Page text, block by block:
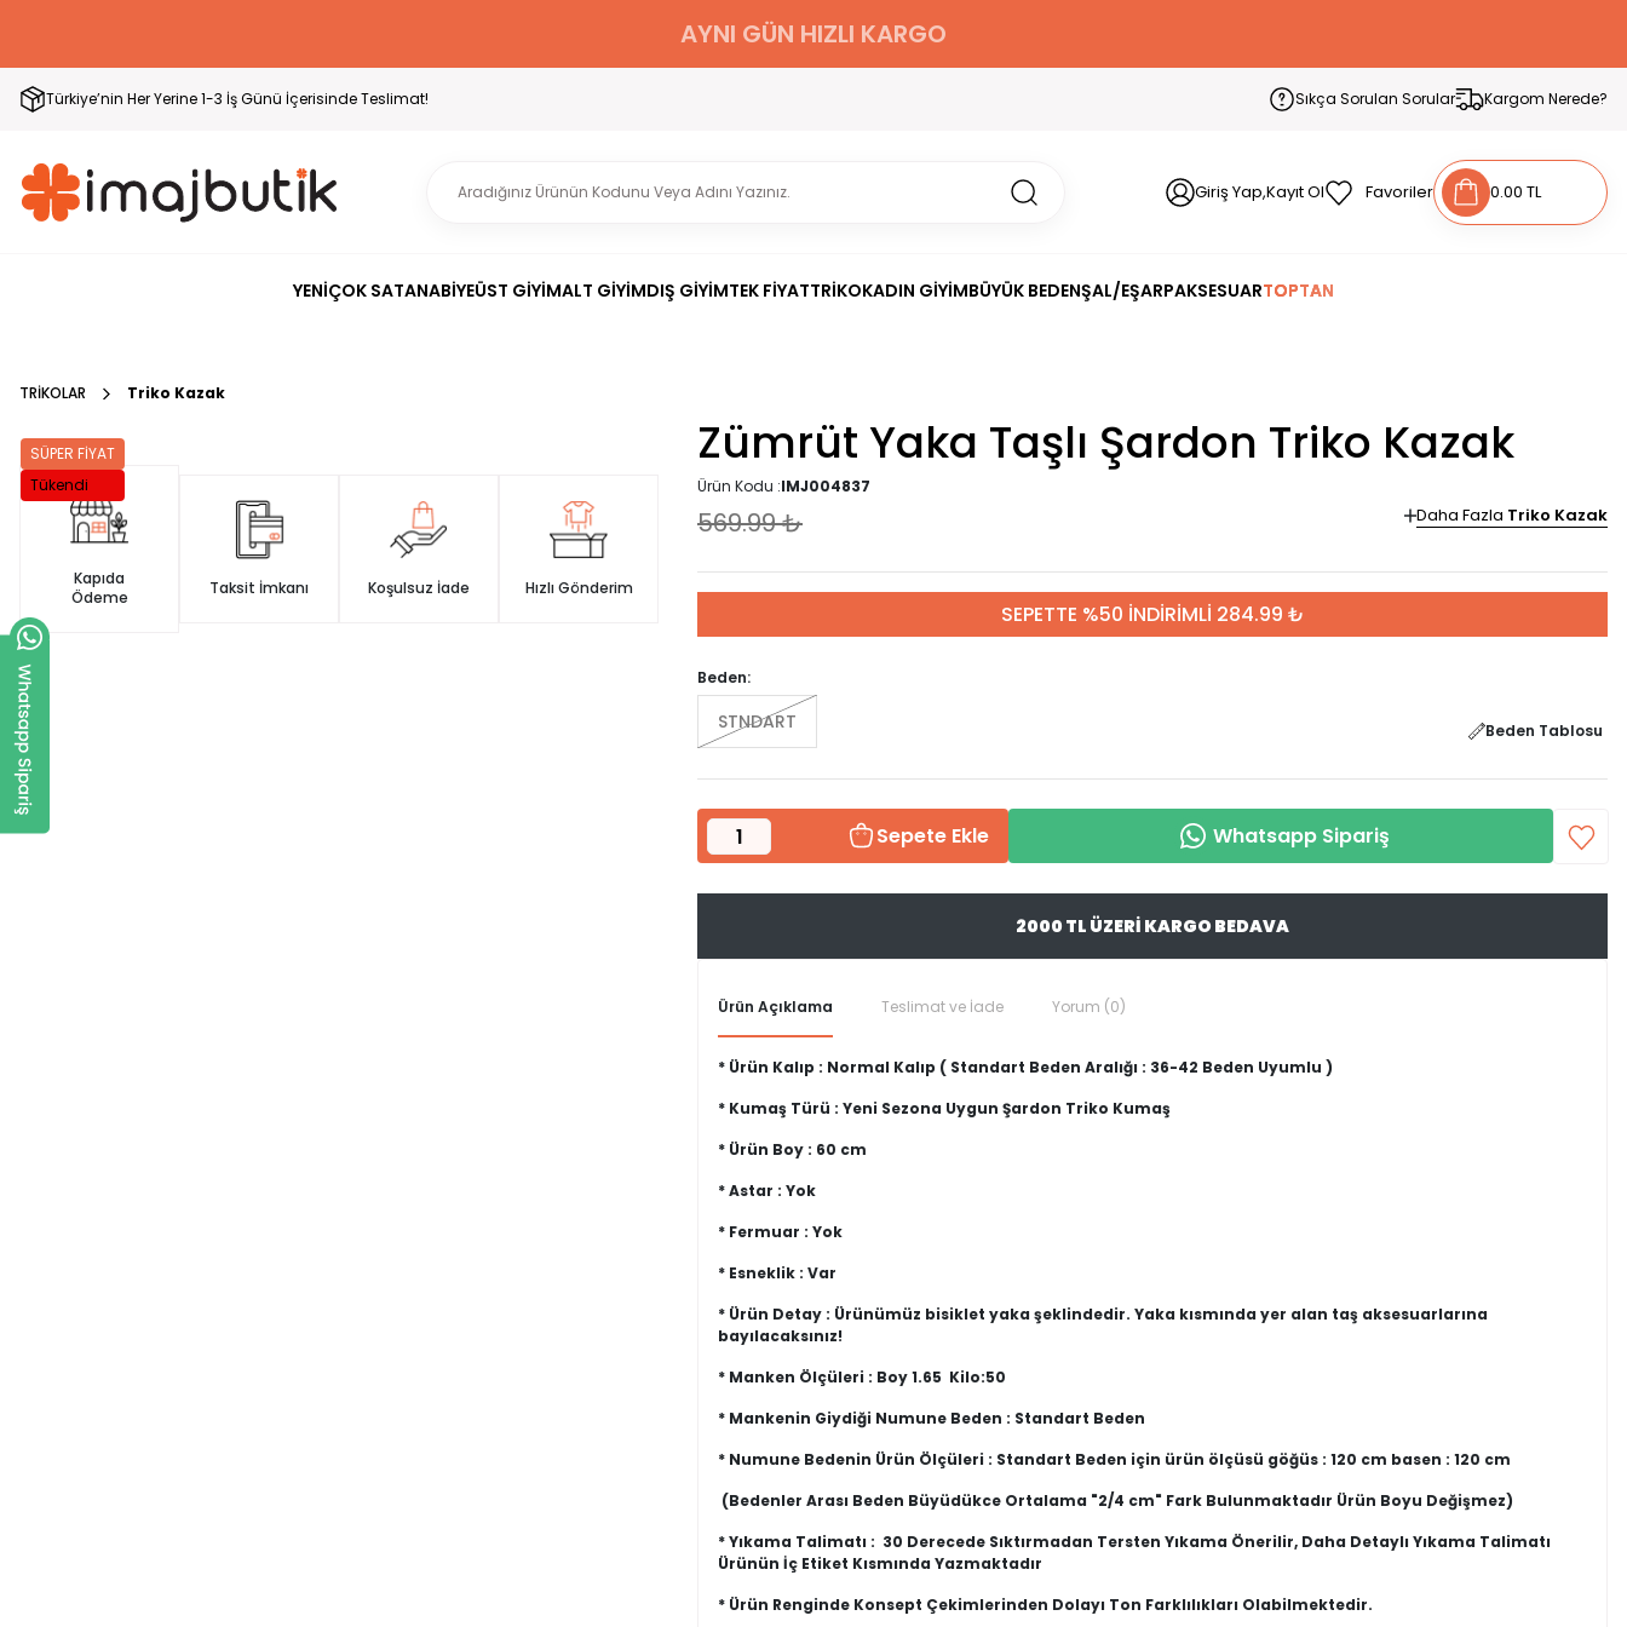
AYNI GÜN HIZLI KARGO
Türkiye’nin Her Yerine 1-3 İş Günü İçerisinde Teslimat! Sıkça Sorulan Sorular Kargom Nerede?
Giriş Yap,Kayıt Ol Favoriler 0.00 TL
YENİÇOK SATANABİYEÜST GİYİMALT GİYİMDIŞ GİYİMTEK FİYATTRİKOKADIN GİYİMBÜYÜK BEDENŞAL/EŞARPAKSESUARTOPTAN
TRİKOLAR Triko Kazak
SÜPER FİYAT
Tükendi
Kapıda
Ödeme
Taksit İmkanı Koşulsuz İade Hızlı Gönderim
Zümrüt Yaka Taşlı Şardon Triko Kazak
Ürün Kodu :IMJ004837
569.99₺ Daha Fazla Triko Kazak
SEPETTE %50 İNDİRİMLİ 284.99 ₺
Beden:
STNDART Beden Tablosu
Sepete Ekle Whatsapp Sipariş
2000 TL ÜZERİ KARGO BEDAVA
Ürün Açıklama Teslimat ve İade Yorum (0)
* Ürün Kalıp : Normal Kalıp ( Standart Beden Aralığı : 36-42 Beden Uyumlu )
* Kumaş Türü : Yeni Sezona Uygun Şardon Triko Kumaş
* Ürün Boy : 60 cm
* Astar : Yok
* Fermuar : Yok
* Esneklik : Var
* Ürün Detay : Ürünümüz bisiklet yaka şeklindedir. Yaka kısmında yer alan taş aksesuarlarına
bayılacaksınız!
* Manken Ölçüleri : Boy 1.65 Kilo:50
* Mankenin Giydiği Numune Beden : Standart Beden
* Numune Bedenin Ürün Ölçüleri : Standart Beden için ürün ölçüsü göğüs : 120 cm basen : 120 cm
(Bedenler Arası Beden Büyüdükce Ortalama "2/4 cm" Fark Bulunmaktadır Ürün Boyu Değişmez)
* Yıkama Talimatı : 30 Derecede Sıktırmadan Tersten Yıkama Önerilir, Daha Detaylı Yıkama Talimatı
Ürünün İç Etiket Kısmında Yazmaktadır
* Ürün Renginde Konsept Çekimlerinden Dolayı Ton Farklılıkları Olabilmektedir.